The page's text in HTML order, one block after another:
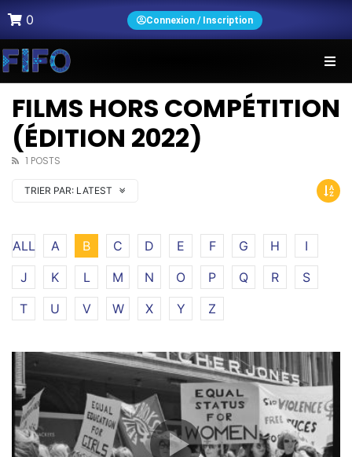
0 Connexion / Inscription
FILMS HORS COMPÉTITION
(ÉDITION 2022)
1 POSTS
TRIER PAR: LATEST
ALL A B C D E F G H
I
J
K L M N O P Q R
S
T
U V W X Y Z